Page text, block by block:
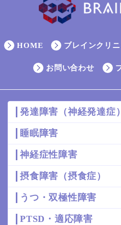
HOME ブレインクリ
お問い合わせ
発達障害（神経発達症）
睡眠障害
神経症性障害
摂食障害（摂食症）
うつ・双極性障害
PTSD・適応障害